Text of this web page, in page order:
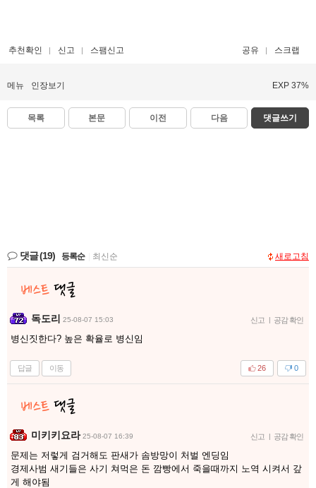
추천확인 신고 스팸신고 공유 스크랩
메뉴 인장보기 EXP 37%
목록 본문 이전 다음 댓글쓰기
댓글(19) 등록순 최신순 새로고침
독도리 25-08-07 15:03 신고 | 공감 확인
병신짓한다? 높은 확율로 병신임
답글 이동 0
26
미키키요라 25-08-07 16:39 신고 | 공감 확인
문제는 저렇게 검거해도 판새가 솜방망이 처벌 엔딩임
경제사범 새기들은 사기 쳐먹은 돈 깜빵에서 죽을때까지 노역 시켜서 갚
게 해야됨